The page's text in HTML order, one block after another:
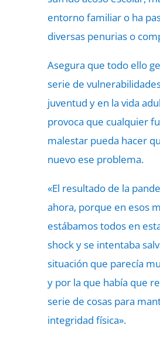
entorno familiar o ha
diversas penurias o
Asegura que todo ello
serie de
juventud y en la vida
provoca que cualquier
malestar pueda hacer
nuevo ese problema.
«El resultado de la
ahora, porque en esos
estábamos todos en
shock y se intentaba
situación que parecía
y por la que había que
serie de cosas para
integridad física».